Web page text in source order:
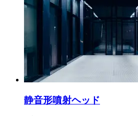
静音形噴射ヘッド